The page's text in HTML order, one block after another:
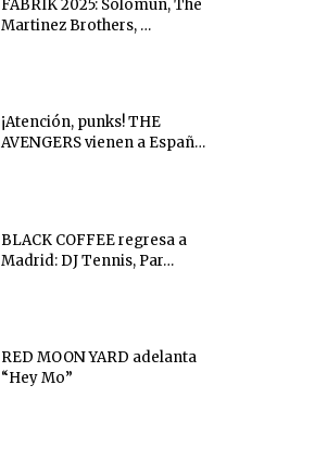
FABRIK 2025: Solomun, The
Martinez Brothers, …
¡Atención, punks! THE
AVENGERS vienen a Españ…
BLACK COFFEE regresa a
Madrid: DJ Tennis, Par…
RED MOON YARD adelanta
“Hey Mo”